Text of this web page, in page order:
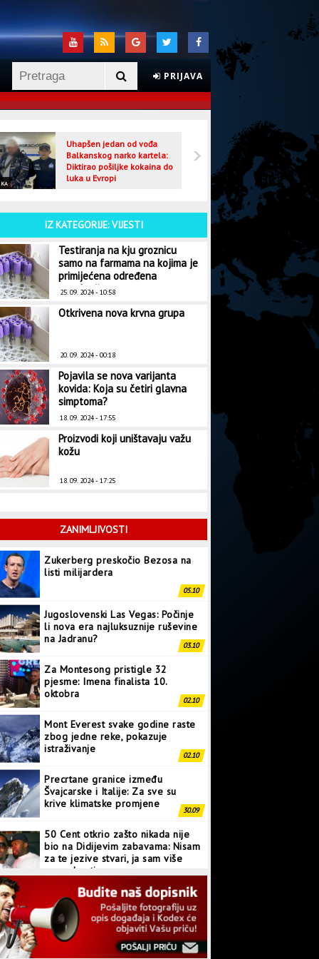
PRIJAVA
Uhapšen jedan od vođa
Balkanskog narko kartela:
Diktirao pošiljke kokaina do
luka u Evropi
CRNA HRONIKA
IZ KATEGORIJE: VIJESTI
Testiranja na kju groznicu
samo na farmama na kojima je
primijećena određena
patologija
25. 09. 2024 - 10:58
Otkrivena nova krvna grupa
20. 09. 2024 - 00:18
Pojavila se nova varijanta
kovida: Koja su četiri glavna
simptoma?
18. 09. 2024 - 17:55
Proizvodi koji uništavaju važu
kožu
18. 09. 2024 - 17:25
ZANIMLJIVOSTI
Zukerberg preskočio Bezosa na
listi milijardera
05.10
Jugoslovenski Las Vegas: Počinje
li nova era najluksuznije ruševine
na Jadranu?
03.10
Za Montesong pristigle 32
pjesme: Imena finalista 10.
oktobra
02.10
Mont Everest svake godine raste
zbog jedne reke, pokazuje
istraživanje
02.10
Precrtane granice između
Švajcarske i Italije: Za sve su
krive klimatske promjene
30.09
50 Cent otkrio zašto nikada nije
bio na Didijevim zabavama: Nisam
za te jezive stvari, ja sam više
normalan tip
28.09
Japanci prave superkompjuter
kakav svijet još nije vidio
27.09
Linkin Park ima novu pjesmu: